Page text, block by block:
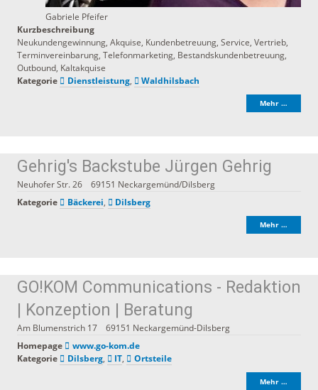
Gabriele Pfeifer
Kurzbeschreibung
Neukundengewinnung, Akquise, Kundenbetreuung, Service, Vertrieb,
Terminvereinbarung, Telefonmarketing, Bestandskundenbetreuung,
Outbound, Kaltakquise
Kategorie
Dienstleistung, Waldhilsbach
Mehr …
Gehrig's Backstube Jürgen Gehrig
Neuhofer Str. 26 69151 Neckargemünd/Dilsberg
Kategorie
Bäckerei, Dilsberg
Mehr …
GO!KOM Communications - Redaktion
| Konzeption | Beratung
Am Blumenstrich 17 69151 Neckargemünd-Dilsberg
Homepage
www.go-kom.de
Kategorie
Dilsberg, IT, Ortsteile
Mehr …